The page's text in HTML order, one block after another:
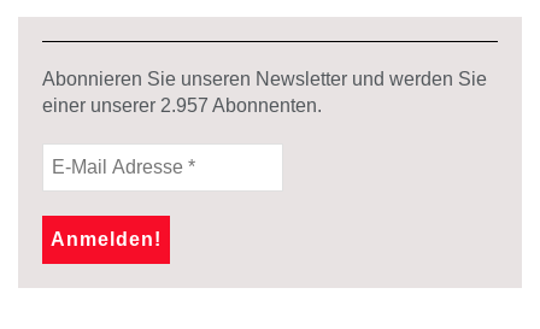
Abonnieren Sie unseren Newsletter und werden Sie
einer unserer 2.957 Abonnenten.